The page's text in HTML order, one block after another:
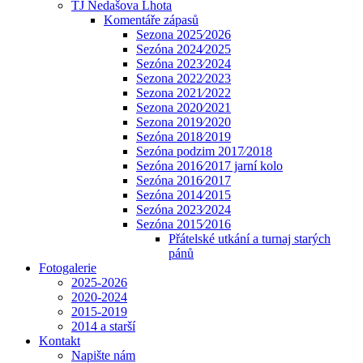
TJ Nedašova Lhota
Komentáře zápasů
Sezona 2025⁄2026
Sezóna 2024⁄2025
Sezóna 2023⁄2024
Sezona 2022⁄2023
Sezona 2021⁄2022
Sezona 2020⁄2021
Sezona 2019⁄2020
Sezóna 2018⁄2019
Sezóna podzim 2017⁄2018
Sezóna 2016⁄2017 jarní kolo
Sezóna 2016⁄2017
Sezóna 2014⁄2015
Sezóna 2023⁄2024
Sezóna 2015⁄2016
Přátelské utkání a turnaj starých
pánů
Fotogalerie
2025-2026
2020-2024
2015-2019
2014 a starší
Kontakt
Napište nám